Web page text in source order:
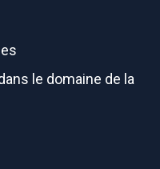
le domaine de la